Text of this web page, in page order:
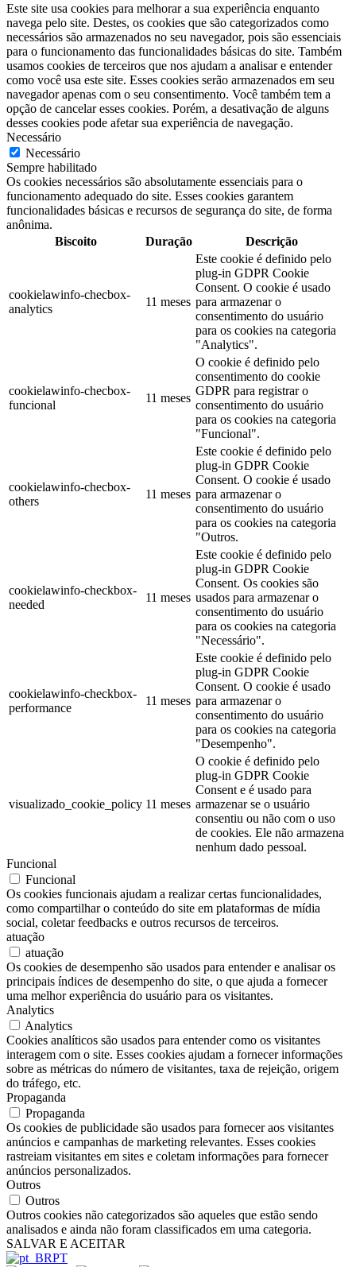
Este site usa cookies para melhorar a sua experiência enquanto
navega pelo site. Destes, os cookies que são categorizados como
necessários são armazenados no seu navegador, pois são essenciais
para o funcionamento das funcionalidades básicas do site. Também
usamos cookies de terceiros que nos ajudam a analisar e entender
como você usa este site. Esses cookies serão armazenados em seu
navegador apenas com o seu consentimento. Você também tem a
opção de cancelar esses cookies. Porém, a desativação de alguns
desses cookies pode afetar sua experiência de navegação.
Necessário
Necessário
Sempre habilitado
Os cookies necessários são absolutamente essenciais para o
funcionamento adequado do site. Esses cookies garantem
funcionalidades básicas e recursos de segurança do site, de forma
anônima.
Biscoito
Duração Descrição
cookielawinfo-checbox-
analytics
11 meses
Este cookie é definido pelo
plug-in GDPR Cookie
Consent. O cookie é usado
para armazenar o
consentimento do usuário
para os cookies na categoria
"Analytics".
cookielawinfo-checbox-
funcional
11 meses
O cookie é definido pelo
consentimento do cookie
GDPR para registrar o
consentimento do usuário
para os cookies na categoria
"Funcional".
cookielawinfo-checbox-
others
11 meses
Este cookie é definido pelo
plug-in GDPR Cookie
Consent. O cookie é usado
para armazenar o
consentimento do usuário
para os cookies na categoria
"Outros.
cookielawinfo-checkbox-
needed
11 meses
Este cookie é definido pelo
plug-in GDPR Cookie
Consent. Os cookies são
usados para armazenar o
consentimento do usuário
para os cookies na categoria
"Necessário".
cookielawinfo-checkbox-
performance
11 meses
Este cookie é definido pelo
plug-in GDPR Cookie
Consent. O cookie é usado
para armazenar o
consentimento do usuário
para os cookies na categoria
"Desempenho".
visualizado_cookie_policy 11 meses
O cookie é definido pelo
plug-in GDPR Cookie
Consent e é usado para
armazenar se o usuário
consentiu ou não com o uso
de cookies. Ele não armazena
nenhum dado pessoal.
Funcional
Funcional
Os cookies funcionais ajudam a realizar certas funcionalidades,
como compartilhar o conteúdo do site em plataformas de mídia
social, coletar feedbacks e outros recursos de terceiros.
atuação
atuação
Os cookies de desempenho são usados para entender e analisar os
principais índices de desempenho do site, o que ajuda a fornecer
uma melhor experiência do usuário para os visitantes.
Analytics
Analytics
Cookies analíticos são usados para entender como os visitantes
interagem com o site. Esses cookies ajudam a fornecer informações
sobre as métricas do número de visitantes, taxa de rejeição, origem
do tráfego, etc.
Propaganda
Propaganda
Os cookies de publicidade são usados para fornecer aos visitantes
anúncios e campanhas de marketing relevantes. Esses cookies
rastreiam visitantes em sites e coletam informações para fornecer
anúncios personalizados.
Outros
Outros
Outros cookies não categorizados são aqueles que estão sendo
analisados e ainda não foram classificados em uma categoria.
SALVAR E ACEITAR
PT